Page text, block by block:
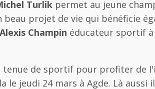
Turlik permet au jeune
projet de vie qui bénéficie
Alexis Champin éducateur sportif à
tenue de sportif pour profiter de
le jeudi 24 mars à Agde. Là